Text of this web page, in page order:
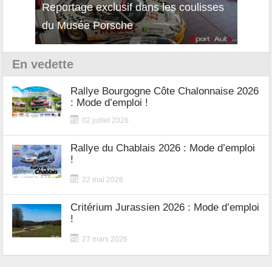
Reportage exclusif dans les coulisses
du Musée Porsche
En vedette
Rallye Bourgogne Côte Chalonnaise 2026
: Mode d’emploi !
02 juillet 2026
Rallye du Chablais 2026 : Mode d’emploi
!
22 mai 2026
Critérium Jurassien 2026 : Mode d’emploi
!
27 mars 2026